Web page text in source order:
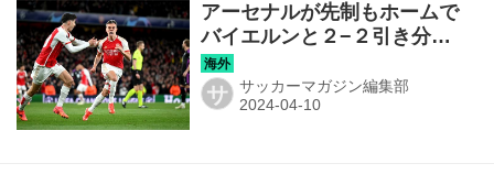
アーセナルが先制もホームで
バイエルンと２−２引き分
け！ 冨安健洋はベンチ入り
も出場せず◎ＣＬ準々決勝・
第１戦
サ サッカーマガジン編集部